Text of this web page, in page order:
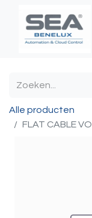
Alle producten
FLAT CABLE